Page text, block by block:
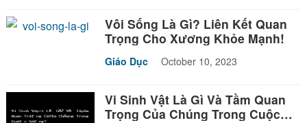
Vôi Sống Là Gì? Liên Kết Quan
Trọng Cho Xương Khỏe Mạnh!
Giáo Dục October 10, 2023
Vi Sinh Vật Là Gì Và Tầm Quan
Trọng Của Chúng Trong Cuộc